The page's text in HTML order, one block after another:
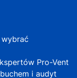
Pro-Vent
i audyt